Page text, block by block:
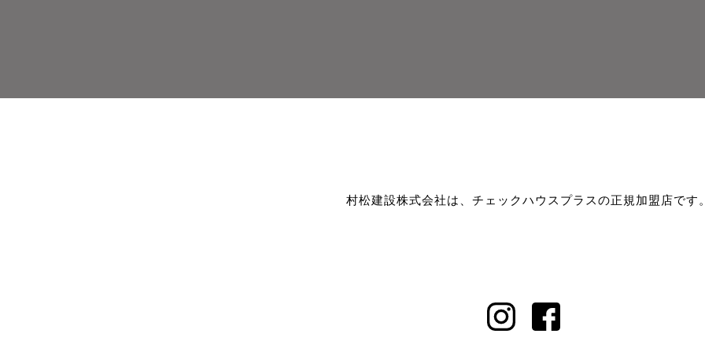
村松建設株式会社は、チェックハウスプラスの正規加盟店です